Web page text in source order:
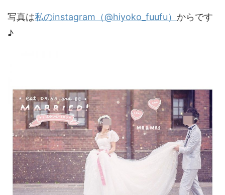
写真は私のinstagram（@hiyoko_fuufu） からです
♪